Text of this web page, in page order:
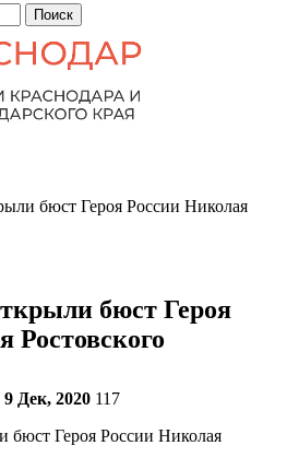
бюст Героя России Николая
бюст Героя
Ростовского
9 Дек, 2020 117